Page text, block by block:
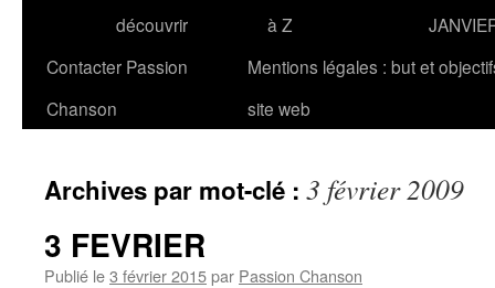
découvrir
à Z
Contacter Passion
Chanson
Mentions légales : but et
site web
Archives par mot-clé : 3 février 2009
3 FEVRIER
Publié le3 février 2015par Passion Chanson